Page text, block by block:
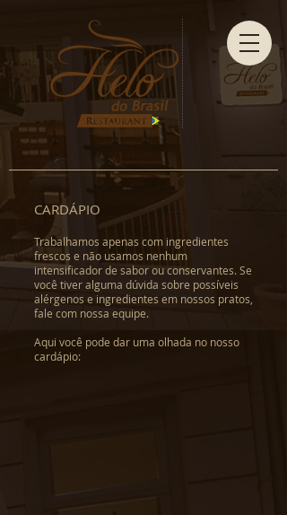
CARDÁPIO
Trabalhamos apenas com ingredientes
frescos e não usamos nenhum
intensificador de sabor ou conservantes. Se
você tiver alguma dúvida sobre possíveis
alérgenos e ingredientes em nossos pratos,
fale com nossa equipe.
Aqui você pode dar uma olhada no nosso
cardápio: